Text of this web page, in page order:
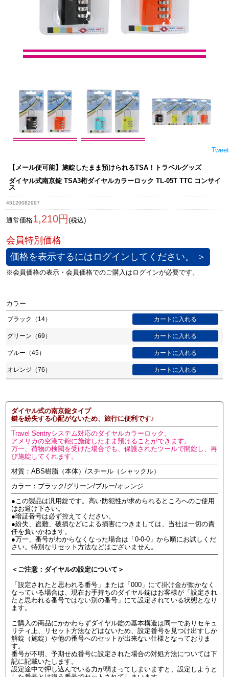
Tweet
【メール便可能】施錠したまま預けられるTSA！トラベルグッズ
ダイヤル式南京錠 TSA3桁ダイヤルカラーロック TL-05T TTC コンサイ
ス
45120082997
通常価格1,210円 (税込)
価格を表示するにはログインしてください。 ＞
カラー
ブラック（14）
グリーン（69）
ブルー（45）
オレンジ（76）
ダイヤル式の南京錠タイプ
鍵を紛失する心配がないため、旅行に便利です♪
Travel Sentryシステム対応のダイヤルカラーロック。
アメリカの空港で鞄に施錠したまま預けることができます。
万一、荷物の検閲を受けた場合でも、保護されたツールで開錠し、再
び施錠してくれます。
材質：ABS樹脂（本体）/スチール（シャックル）
カラー：ブラック/グリーン/ブルー/オレンジ
●この製品は汎用錠です。高い防犯性が求められるところへのご使用
はお避け下さい。
●暗証番号は必ず控えてください。
●紛失、盗難、破損などによる損害につきましては、当社は一切の責
任を負いかねます。
●万一、番号がわからなくなった場合は「0-0-0」から順にお試しくだ
さい。特別なリセット方法などはございません。
＜ご注意：ダイヤルの設定について＞
「設定されたと思われる番号」または「000」にて掛け金が動かなく
なっている場合は、現在お手持ちのダイヤル錠はお客様が「設定され
たと思われる番号ではない別の番号」にて設定されている状態となり
ます。
ご購入の商品にかかわらずダイヤル錠の基本構造は同一でありセキュ
リティ上、リセット方法などはないため、設定番号を見つけ出すしか
解錠（施錠）や他の番号へのセットが出来ない仕様となっておりま
す。
番号が不明、予期せぬ番号に設定された場合の対処方法については下
記に記載いたします。
設定途中で押し込んでいる力が弱まってしまいますと、設定しようと